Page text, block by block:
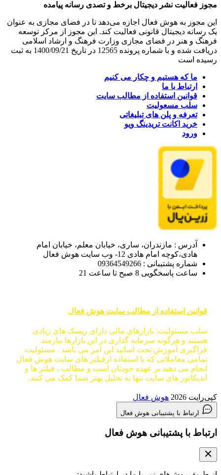
مجوز فعالیت نشر دیجیتال برخط و تصدی رسانه پیامده
این مجوز به هوش فعال اجازه می‌دهد تا در فضای مجازی به عنوان
یک رسانه دیجیتال قانونی فعالیت کند. این مجوز از مرکز توسعه
فرهنگ و هنر در فضای مجازی وزارت فرهنگ و ارشاد اسلامی
دریافت شده و با شماره پرونده 12565 در تاریخ 1400/09/21 به ثبت
رسیده است
ما که هستیم و چکار می کنیم
ارتباط با ما
قوانین استفاده از مطالب سایت
سلب مسعولیت
تعرفه و پلن های تبلیغاتی
خرید اکانت تریدینگ ویو
ورود
آدرس : مازندران، ساری، خیابان معلم، خیابان امام
هادی،کوچه امام هادی 12- وب سایت هوش فعال
شماره پشتیبانی : 09364549266
ساعت پاسخگویی 8 صبح تا ساعت 21
قوانین استفاده از مطالب سایت هوش فعال
سلب مسئولیت: بازارهای مالی دارای ریسک های زیادی
هستند و هرگونه سرمایه گذاری در این بازارها نیازمند
فراگیری آموزش تحت اساتید این امر می باشد . مسئولیت
تمامی معاملاتی که با استفاده ازفیلتر های سایت هوش فعال
انجام می دهید بر عهده خودتان است و مطالب ، فیلتر ها و
اندیکاتور های سایت تنها به تحلیل بهتر شما کمک می کنند.
کپی‌رایت 2026 هوش فعال
ارتباط با پشتیبانی هوش فعال
ارتباط با پشتیبانی هوش فعال